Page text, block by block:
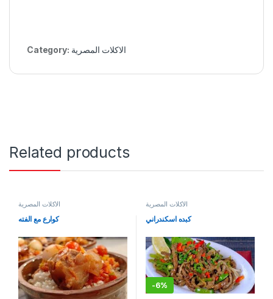
Category: الاكلات المصرية
Related products
الاكلات المصرية
كوارع مع الفته
الاكلات المصرية
كبده اسكندراني
-6%